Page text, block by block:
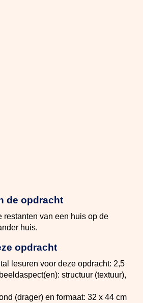
de opdracht
restanten van een huis op de
huis.
opdracht
lesuren voor deze opdracht: 2,5
structuur (textuur),
(drager) en formaat: 32 x 44 cm